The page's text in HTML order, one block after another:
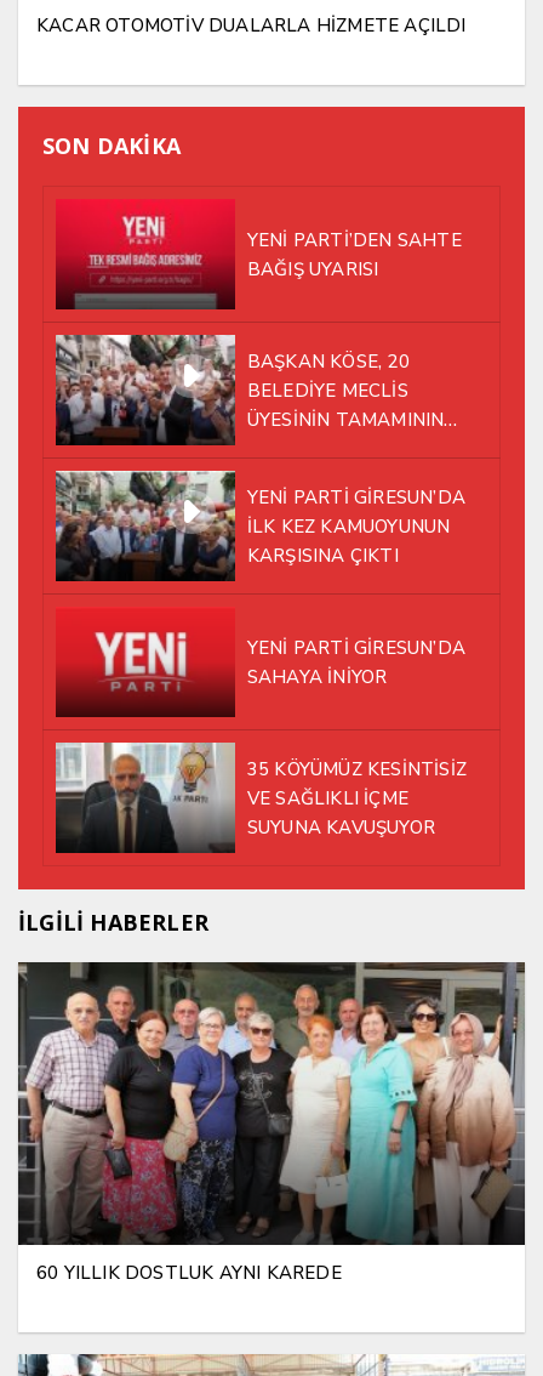
KACAR OTOMOTİV DUALARLA HİZMETE AÇILDI
SON DAKİKA
YENİ PARTİ’DEN SAHTE
BAĞIŞ UYARISI
BAŞKAN KÖSE, 20
BELEDİYE MECLİS
ÜYESİNİN TAMAMININ
YÜRÜMEYE KARAR VERDİK
YENİ PARTİ GİRESUN’DA
İLK KEZ KAMUOYUNUN
KARŞISINA ÇIKTI
YENİ PARTİ GİRESUN’DA
SAHAYA İNİYOR
35 KÖYÜMÜZ KESİNTİSİZ
VE SAĞLIKLI İÇME
SUYUNA KAVUŞUYOR
İLGİLİ HABERLER
60 YILLIK DOSTLUK AYNI KAREDE